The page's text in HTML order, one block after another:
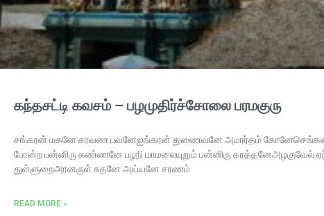
கந்தசட்டி கவசம் – பழமுதிர்ச்சோலை பரமகுரு
சங்கரன் மகனே சரவண பவனேஐங்கரன் துணைவனே அமரர்தம்
போன்ற பன்னிரு கண்ணனே பழநி மாமலையுறும் பன்னிரு
துள்ளுறைஅரனருள் சுதனே அய்யனே சரணம்
READ MORE »